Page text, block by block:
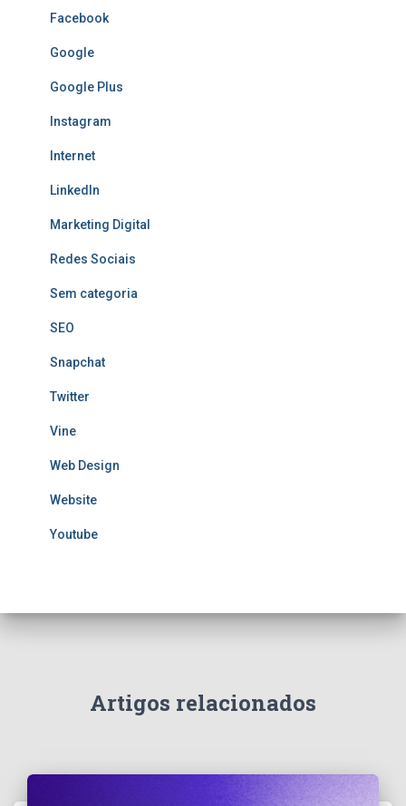
Facebook
Google
Google Plus
Instagram
Internet
LinkedIn
Marketing Digital
Redes Sociais
Sem categoria
SEO
Snapchat
Twitter
Vine
Web Design
Website
Youtube
Artigos relacionados